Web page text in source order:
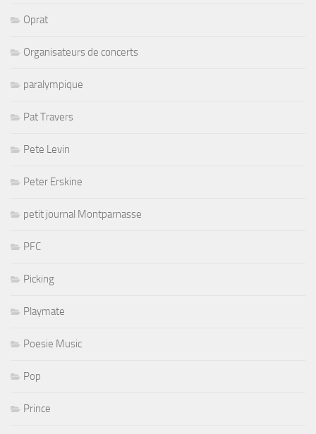
Oprat
Organisateurs de concerts
paralympique
Pat Travers
Pete Levin
Peter Erskine
petit journal Montparnasse
PFC
Picking
Playmate
Poesie Music
Pop
Prince